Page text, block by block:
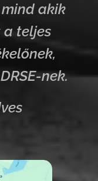
mind akik
teljes
nek.